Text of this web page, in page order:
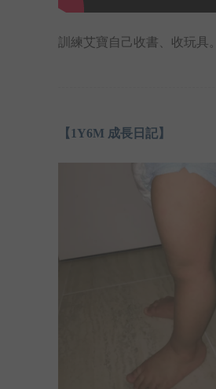
訓練艾寶自己收書、收玩具。
【1Y6M 成長日記】